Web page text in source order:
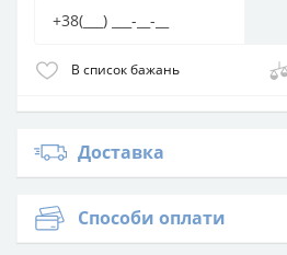
В список бажань
Доставка
Способи оплати